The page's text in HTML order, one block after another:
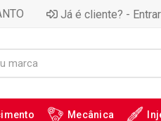
Já é cliente? - Entrar
Mecânica